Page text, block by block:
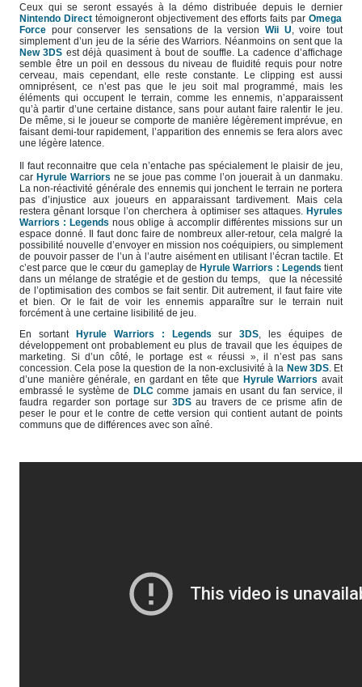
Ceux qui se seront essayés à la démo distribuée depuis le dernier
Nintendo Directtémoigneront objectivement des efforts faits parOmega
Force pour conserver les sensations de la versionWii U , voire tout
simplement d’un jeu de la série des Warriors. Néanmoins on sent que la
New 3DS est déjà quasiment à bout de souffle. La cadence d’affichage
semble être un poil en dessous du niveau de fluidité requis pour notre
cerveau, mais cependant, elle reste constante. Le clipping est aussi
omniprésent, ce n’est pas que le jeu soit mal programmé, mais les
éléments qui occupent le terrain, comme les ennemis, n’apparaissent
qu’à partir d’une certaine distance, sans pour autant faire ralentir le jeu.
De même, si le joueur se comporte de manière légèrement imprévue, en
faisant demi-tour rapidement, l’apparition des ennemis se fera alors avec
une légère latence.
Il faut reconnaitre que cela n’entache pas spécialement le plaisir de jeu,
car Hyrule Warriors ne se joue pas comme l’on jouerait à un danmaku.
La non-réactivité générale des ennemis qui jonchent le terrain ne portera
pas d’injustice aux joueurs en apparaissant tardivement. Mais cela
restera gênant lorsque l’on cherchera à optimiser ses attaques. Hyrules
Warriors : Legends nous oblige à accomplir différentes missions sur un
espace donné. Il faut donc faire de nombreux aller-retour, cela malgré la
possibilité nouvelle d’envoyer en mission nos coéquipiers, ou simplement
de pouvoir passer de l’un à l’autre aisément en utilisant l’écran tactile. Et
c’est parce que le cœur du gameplay de Hyrule Warriors : Legends tient
dans un mélange de stratégie et de gestion du temps, que la nécessité
de l’optimisation des combos se fait sentir. Dit autrement, il faut faire vite
et bien. Or le fait de voir les ennemis apparaître sur le terrain nuit
forcément à une certaine lisibilité de jeu.
En sortantHyrule Warriors : Legends sur3DS , les équipes de
développement ont probablement eu plus de travail que les équipes de
marketing. Si d’un côté, le portage est « réussi », il n’est pas sans
concession. Cela pose la question de la non-exclusivité à la New 3DS. Et
d’une manière générale, en gardant en tête que Hyrule Warriors avait
embrassé le système de DLCcomme jamais en usant du fan service, il
faudra regarder son portage sur 3DSau travers de ce prisme afin de
peser le pour et le contre de cette version qui contient autant de points
communs que de différences avec son aîné.